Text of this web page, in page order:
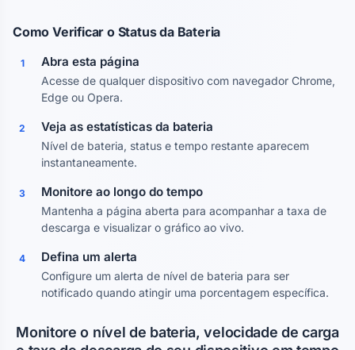
Como Verificar o Status da Bateria
1 Abra esta página
Acesse de qualquer dispositivo com navegador Chrome,
Edge ou Opera.
2 Veja as estatísticas da bateria
Nível de bateria, status e tempo restante aparecem
instantaneamente.
3 Monitore ao longo do tempo
Mantenha a página aberta para acompanhar a taxa de
descarga e visualizar o gráfico ao vivo.
4 Defina um alerta
Configure um alerta de nível de bateria para ser
notificado quando atingir uma porcentagem específica.
Monitore o nível de bateria, velocidade de carga